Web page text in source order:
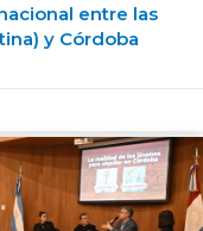
entre las
y Córdoba